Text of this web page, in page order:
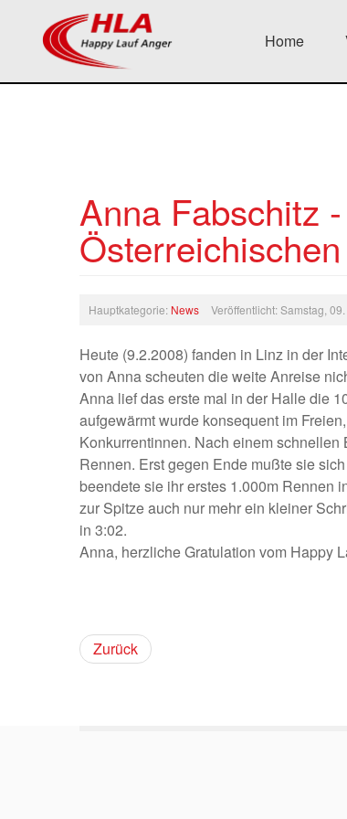
Home
Anna Fabschitz
Hauptkategorie: News Veröffentlicht: Samstag,
Heute (9.2.2008) fanden in Linz in der
von Anna scheuten die weite Anreise
Anna lief das erste mal in der Halle die
aufgewärmt wurde konsequent im
Konkurrentinnen. Nach einem
Rennen. Erst gegen Ende mußte sie
beendete sie ihr erstes 1.000m Rennen
zur Spitze auch nur mehr ein kleiner
in 3:02.
Anna, herzliche Gratulation vom Happy
Zurück